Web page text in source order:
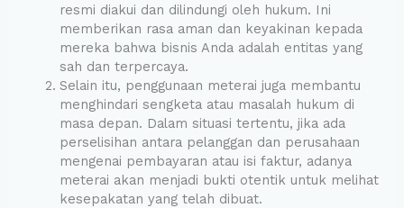
resmi diakui dan dilindungi oleh hukum. Ini
memberikan rasa aman dan keyakinan kepada
mereka bahwa bisnis Anda adalah entitas yang
sah dan terpercaya.
Selain itu, penggunaan meterai juga membantu
menghindari sengketa atau masalah hukum di
masa depan. Dalam situasi tertentu, jika ada
perselisihan antara pelanggan dan perusahaan
mengenai pembayaran atau isi faktur, adanya
meterai akan menjadi bukti otentik untuk melihat
kesepakatan yang telah dibuat.